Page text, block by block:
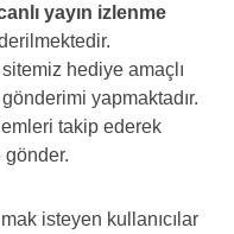
yayın izlenme
hediye amaçlı
yapmaktadır.
takip ederek
gönder.
isteyen kullanıcılar